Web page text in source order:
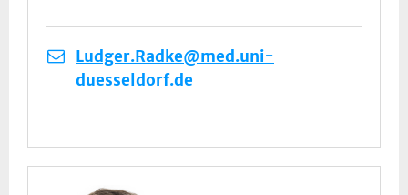
Ludger.Radke@med.uni-
duesseldorf.de